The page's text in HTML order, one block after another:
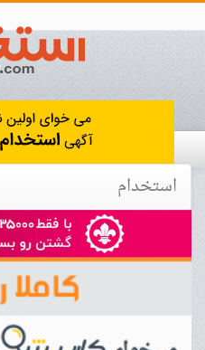
استخدام